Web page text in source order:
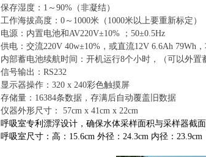
保存湿度： 1 ～ 90% （非凝结）
工作海拔高度： 0 ～ 1000米（ 1000米以上要重新标定）
电源 ： 内置电池和AV220V±10% ； 50±0.5Hz
供电：交流220V 40w±10%，或直流12V 6.6Ah 79Wh
内部蓄电池续航时间：开机运行8个小时，（可以外置
信号输出： RS232
显示器操作： 320 x 240彩色触摸屏
存储量： 16384条数据，存满后自动覆盖旧数据
仪器外形尺寸：
57cm x 41cm x 22cm
呼吸室专利漂浮设计 ， 确保水体采样面积与采样器截面
呼吸室 尺寸 ： ⾼ ： 15.6cm 外径 ： 24.3cm 内径 ： 23.9cm